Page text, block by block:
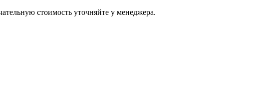
стоимость уточняйте у менеджера.